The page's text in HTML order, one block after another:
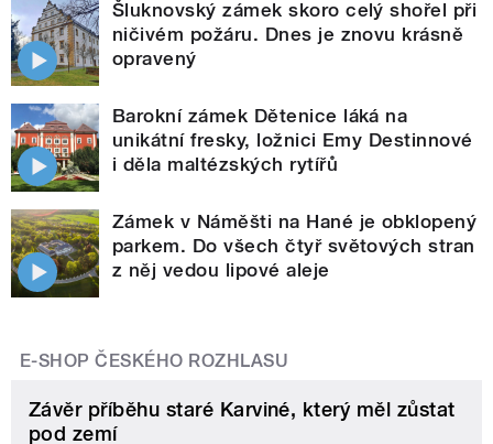
Šluknovský zámek skoro celý shořel při
ničivém požáru. Dnes je znovu krásně
opravený
Barokní zámek Dětenice láká na
unikátní fresky, ložnici Emy Destinnové
i děla maltézských rytířů
Zámek v Náměšti na Hané je obklopený
parkem. Do všech čtyř světových stran
z něj vedou lipové aleje
E-SHOP ČESKÉHO ROZHLASU
Závěr příběhu staré Karviné, který měl zůstat
pod zemí